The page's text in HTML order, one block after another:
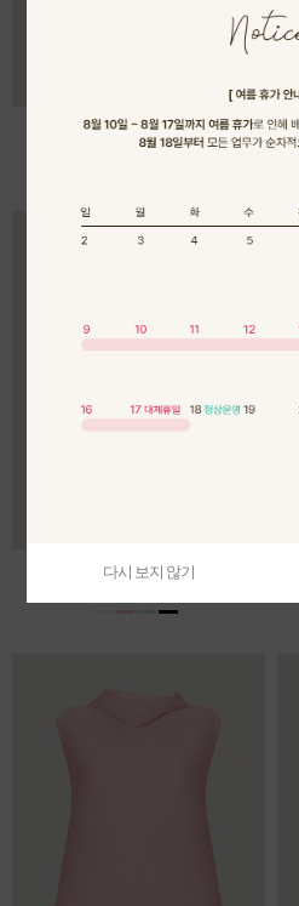
제작 케이프플리츠가디건
89,000원77,000원
제작 둥근카라플리츠셔츠
다시 보지 않기
다시 보지 않기
다시 보지 않기
다시 보지 않기